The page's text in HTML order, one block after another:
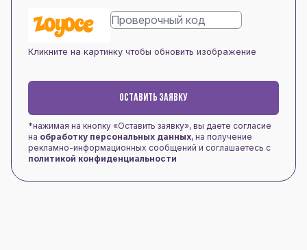
Кликните на картинку чтобы обновить изображение
ОСТАВИТЬ ЗАЯВКУ
*нажимая на кнопку «Оставить заявку», вы даете согласие
на обработку персональных данных, на получение
рекламно-информационных сообщений и соглашаетесь с
политикой конфиденциальности